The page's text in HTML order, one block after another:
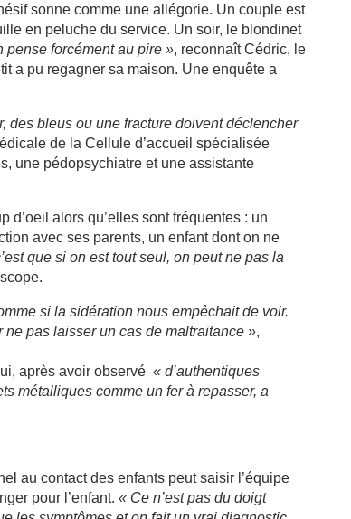
sonne comme une allégorie. Un couple est
en peluche du service. Un soir, le blondinet
pense forcément au pire », reconnaît Cédric, le
a pu regagner sa maison. Une enquête a
des bleus ou une fracture doivent déclencher
de la Cellule d’accueil spécialisée
une pédopsychiatre et une assistante
alors qu’elles sont fréquentes : un
avec ses parents, un enfant dont on ne
que si on est tout seul, on peut ne pas la
si la sidération nous empêchait de voir.
pas laisser un cas de maltraitance »,
après avoir observé« d’authentiques
métalliques comme un fer à repasser, a
au contact des enfants peut saisir l’équipe
pour l’enfant.« Ce n’est pas du doigt